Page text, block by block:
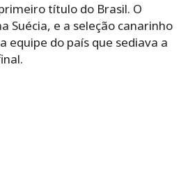
título do Brasil. O
Suécia, e a seleção canarinho
equipe do país que sediava a